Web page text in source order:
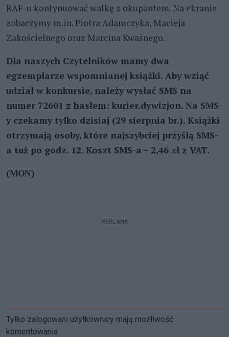
RAF-u kontynuować walkę z okupantem. Na ekranie
zobaczymy m.in. Piotra Adamczyka, Macieja
Zakościelnego oraz Marcina Kwaśnego.
Dla naszych Czytelników mamy dwa
egzemplarze wspomnianej książki. Aby wziąć
udział w konkursie, należy wysłać SMS na
numer 72601 z hasłem: kurier.dywizjon. Na SMS-
y czekamy tylko dzisiaj (29 sierpnia br.). Książki
otrzymają osoby, które najszybciej przyślą SMS-
a tuż po godz. 12. Koszt SMS-a – 2,46 zł z VAT.
(MON)
REKLAMA
Tylko zalogowani użytkownicy mają możliwość
komentowania